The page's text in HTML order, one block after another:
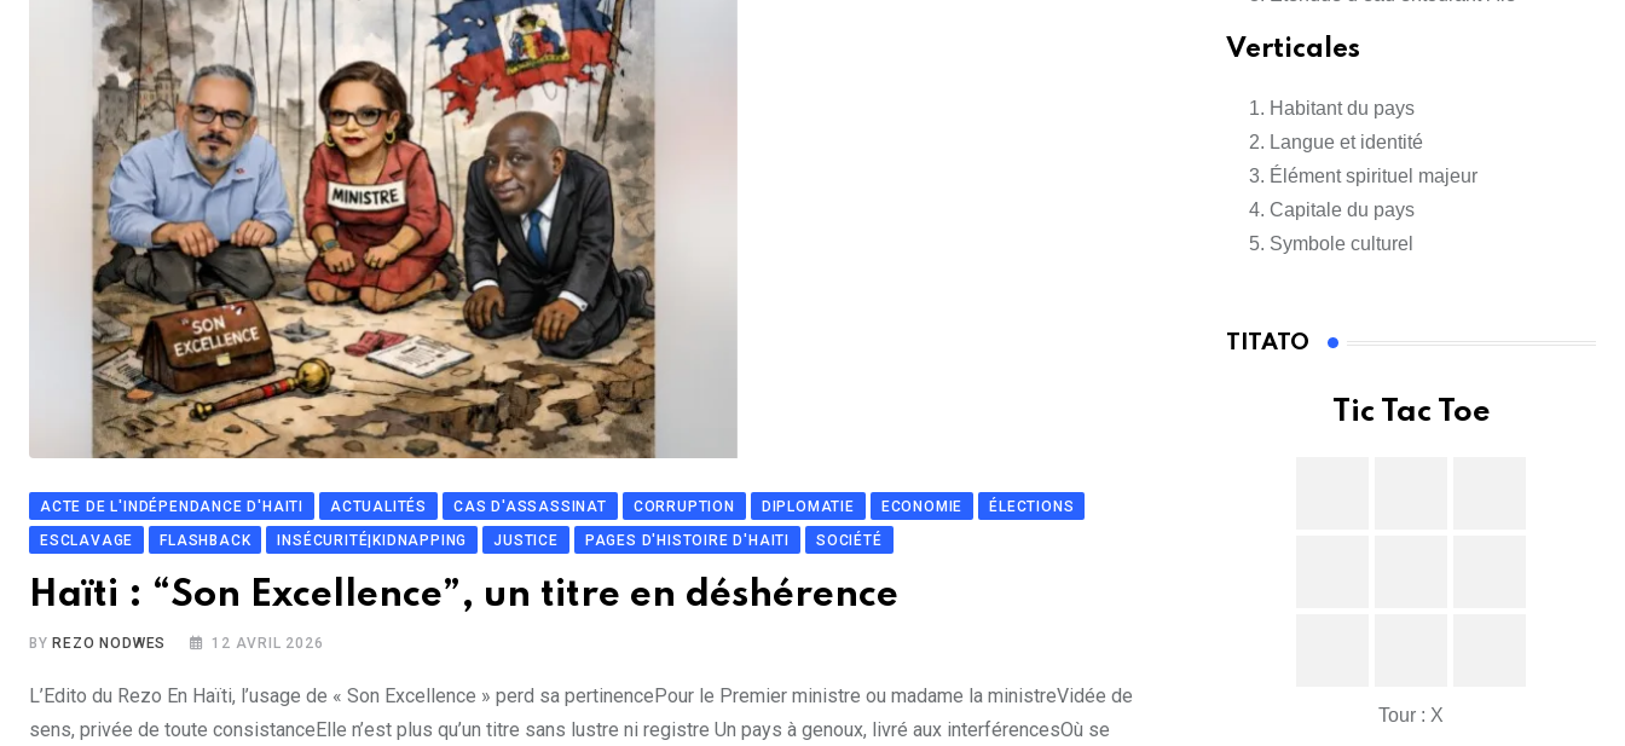
ACTE DE L'INDÉPENDANCE D'HAITI ACTUALITÉS CAS D'ASSASSINAT CORRUPTION DIPLOMATIE ECONOMIE
ÉLECTIONS
ESCLAVAGE
FLASHBACK INSÉCURITÉ|KIDNAPPING JUSTICE PAGES D'HISTOIRE D'HAITI SOCIÉTÉ
Haïti : “Son Excellence”, un titre en déshérence
BY REZO NODWES 12 AVRIL 2026
L’Edito du Rezo En Haïti, l’usage de « Son Excellence » perd sa pertinencePour le Premier ministre ou madame la ministreVidée de
sens, privée de toute consistanceElle n’est plus qu’un titre sans lustre ni registre Un pays à genoux, livré aux interférencesOù se
Verticales
Habitant du pays
Langue et identité
Élément spirituel majeur
Capitale du pays
Symbole culturel
TITATO
Tic Tac Toe
Tour : X